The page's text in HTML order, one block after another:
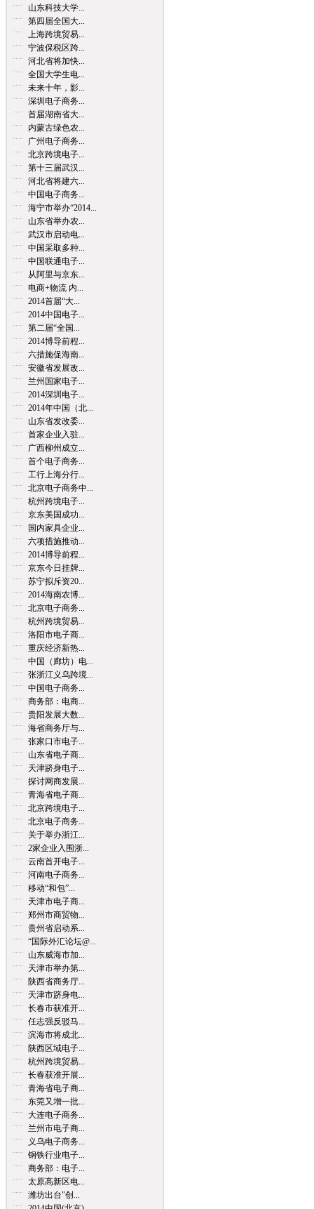
山东科技大学...
第四届全国大...
上海跨境贸易...
宁波保税区跨...
河北省将加快...
全国大学生电...
未来十年，影...
深圳电子商务...
首届湖南省大...
内蒙古绿色农...
广州电子商务...
北京跨境电子...
第十三届武汉...
河北省将建六...
中国电子商务...
海宁市举办“2014...
山东省举办农...
武汉市启动电...
中国采取多种...
中国联通电子...
从阿里与京东...
电商+物流 内...
2014首届“大...
2014中国电子...
第二届“全国...
2014博导前程...
六措施促海南...
安徽省发展改...
兰州国家电子...
2014深圳电子...
2014年中国（北...
山东省发改委...
首家企业入驻...
广西柳州成立...
首个电子商务...
工行上海分行...
北京电子商务中...
杭州跨境电子...
京东美国成功...
国内家具企业...
六项措施推动...
2014博导前程...
京东今日挂牌...
苏宁拟斥资20...
2014海南农博...
北京电子商务...
杭州跨境贸易...
洛阳市电子商...
重庆经济新热...
中国（廊坊）电...
张浙江义乌跨境...
中国电子商务...
商务部：电商...
贵阳发展大数...
海省商务厅与...
张家口市电子...
山东省电子商...
天津跻身电子...
探讨网商发展...
青海省电子商...
北京跨境电子...
北京电子商务...
关于举办浙江...
2家企业入围浙...
云南首开电子...
河南电子商务...
移动“和包”...
天津市电子商...
郑州市商贸物...
贵州省启动系...
“国际外汇论坛@...
山东威海市加...
天津市举办第...
陕西省商务厅...
天津市跻身电...
长春市获准开...
任志强反驳马...
滨海市将成北...
陕西区域电子...
杭州跨境贸易...
长春获准开展...
青海省电子商...
东莞又增一批...
大连电子商务...
兰州市电子商...
义乌电子商务...
钢铁行业电子...
商务部：电子...
太原高新区电...
潍坊出台"创...